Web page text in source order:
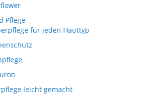
Pflege
für jeden Hauttyp
leicht gemacht